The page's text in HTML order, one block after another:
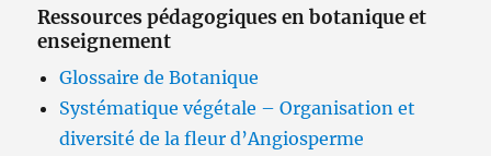
Ressources pédagogiques en botanique et
enseignement
Glossaire de Botanique
Systématique végétale – Organisation et
diversité de la fleur d’Angiosperme